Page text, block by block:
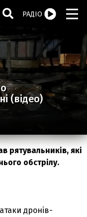
РАДІО
(відео)
рятувальників, які
обстрілу.
дронів-